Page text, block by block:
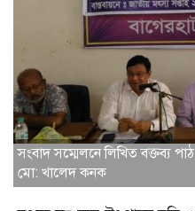
সংবাদ সম্মেলনে লিখিত বক্তব্য
মো: খালেদ কনক